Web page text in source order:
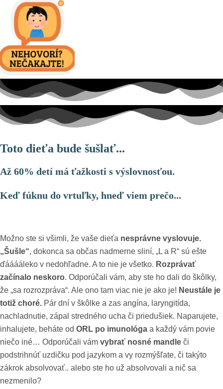
Toto dieťa bude šušlať...
Až 60% detí má ťažkosti s výslovnosťou.
Keď fúknu do vrtuľky, hneď viem prečo...
Možno ste si všimli, že vaše dieťa nesprávne vyslovuje.
„Šušle“, dokonca sa občas nadmerne sliní, „L a R“ sú ešte
ďááááleko v nedohľadne. A to nie je všetko. Rozprávať
začínalo neskoro. Odporúčali vám, aby ste ho dali do škôlky,
že „sa rozrozpráva“. Ale ono tam viac nie je ako je! Neustále je
totiž choré. Pár dní v škôlke a zas angína, laryngitída,
nachladnutie, zápal stredného ucha či priedušiek. Naparujete,
inhalujete, beháte od ORL po imunológa a každý vám povie
niečo iné… Odporúčali vám vybrať nosné mandle či
podstrihnúť uzdičku pod jazykom a vy rozmýšľate, či takýto
zákrok absolvovať.. alebo ste ho už absolvovali a nič sa
nezmenilo?